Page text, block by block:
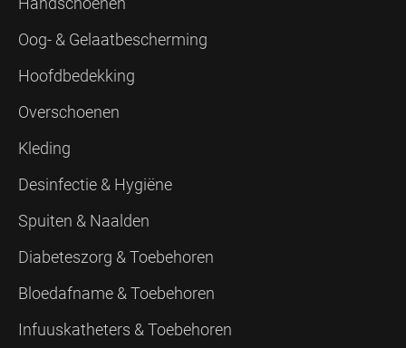
Oog- & Gelaatbescherming
Hoofdbedekking
Overschoenen
Kleding
Desinfectie & Hygiëne
Spuiten & Naalden
Diabeteszorg & Toebehoren
Bloedafname & Toebehoren
Infuuskatheters & Toebehoren